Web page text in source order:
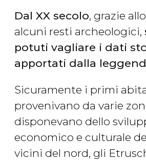
Dal XX secolo, grazie
alcuni resti archeologici,
potuti vagliare i dati
apportati dalla
Sicuramente i primi
provenivano da varie
disponevano dello
economico e culturale
vicini del nord, gli